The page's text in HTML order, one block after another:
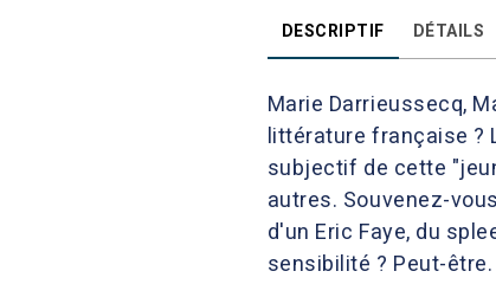
DESCRIPTIF DÉTAILS
Marie Darrieussecq,
littérature française
subjectif de cette
autres. Souvenez-
d'un Eric Faye, du
sensibilité ? Peut-être.